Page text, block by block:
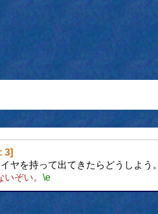
3]
ヤを持って出てきたらどうしよう。
ぞい。 \e